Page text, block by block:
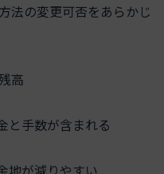
法の変更可否をあらかじ
高
と手数が含まれる
地が減りやすい